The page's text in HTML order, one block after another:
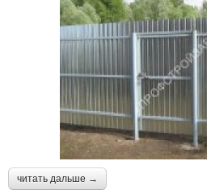
читать дальше →